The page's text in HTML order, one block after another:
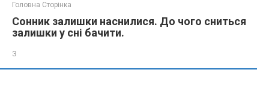
Головна Сторінка
Сонник залишки наснилися. До чого сниться
залишки у сні бачити.
З